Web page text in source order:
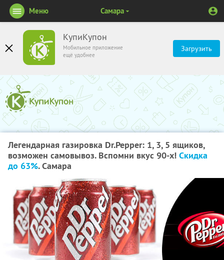
КупиКупон
Мобильное приложение
ещё удобнее
Загрузить
Меню Самара
Легендарная газировка Dr.Pepper: 1, 3, 5 ящиков,
возможен самовывоз. Вспомни вкус 90-х! Скидка
до 63%. Самара